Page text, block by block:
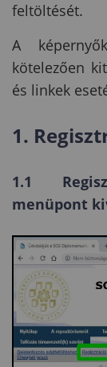
feltöltését.
A
kötelezően
és linkek
1.
1.1
menüpont